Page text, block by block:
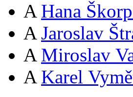
A Hana
A Jaroslav
A Miroslav
A Karel